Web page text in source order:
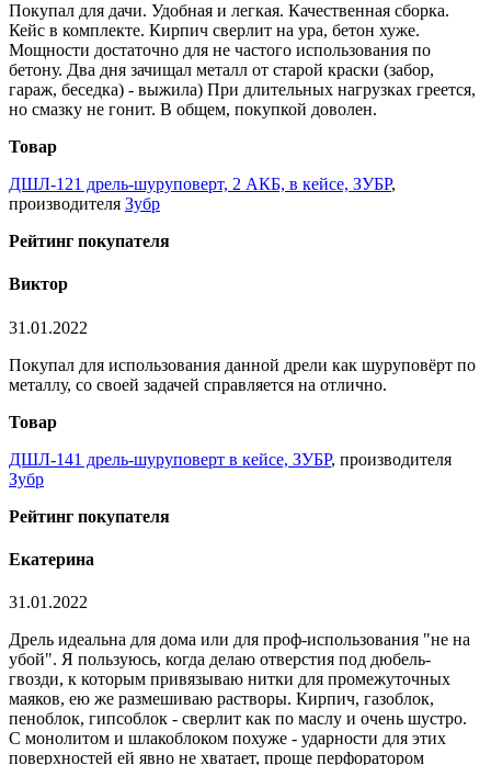
Покупал для дачи. Удобная и легкая. Качественная сборка.
Кейс в комплекте. Кирпич сверлит на ура, бетон хуже.
Мощности достаточно для не частого использования по
бетону. Два дня зачищал металл от старой краски (забор,
гараж, беседка) - выжила) При длительных нагрузках греется,
но смазку не гонит. В общем, покупкой доволен.
Товар
ДШЛ-121 дрель-шуруповерт, 2 АКБ, в кейсе, ЗУБР,
производителя Зубр
Рейтинг покупателя
Виктор
31.01.2022
Покупал для использования данной дрели как шуруповёрт по
металлу, со своей задачей справляется на отлично.
Товар
ДШЛ-141 дрель-шуруповерт в кейсе, ЗУБР, производителя
Зубр
Рейтинг покупателя
Екатерина
31.01.2022
Дрель идеальна для дома или для проф-использования "не на
убой". Я пользуюсь, когда делаю отверстия под дюбель-
гвозди, к которым привязываю нитки для промежуточных
маяков, ею же размешиваю растворы. Кирпич, газоблок,
пеноблок, гипсоблок - сверлит как по маслу и очень шустро.
С монолитом и шлакоблоком похуже - ударности для этих
поверхностей ей явно не хватает, проще перфоратором